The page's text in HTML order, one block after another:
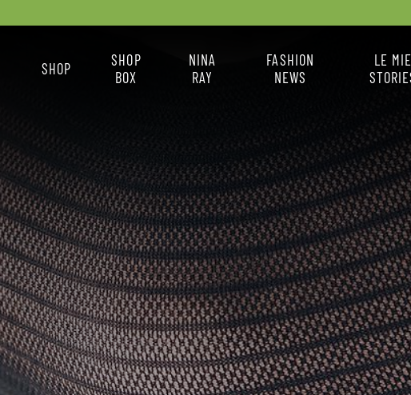
SHOP
COLLANT SENZA
CUCITURE
COLLANT DISEGNATI
TUTTI I COLLANT
SHOP
BOX
LE BOX
COME ACQUISTARE LA BOX
NINA
RAY
IL MIO STILE
FASHION
NEWS
COME MI VESTO
LE MIE